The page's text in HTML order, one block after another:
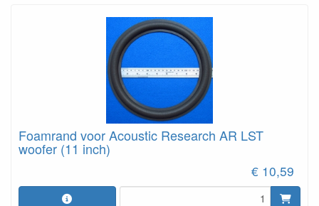
Foamrand voor Acoustic Research AR LST
woofer (11 inch)
€ 10,59